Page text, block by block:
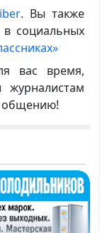
. Вы также
социальных
вас время,
общению!